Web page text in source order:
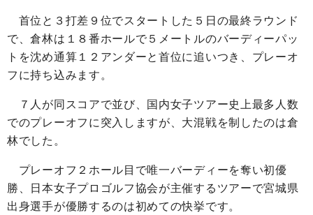
首位と３打差９位でスタートした５日の最終ラウンド
で、倉林は１８番ホールで５メートルのバーディーパッ
トを沈め通算１２アンダーと首位に追いつき、プレーオ
フに持ち込みます。
７人が同スコアで並び、国内女子ツアー史上最多人数
でのプレーオフに突入しますが、大混戦を制したのは倉
林でした。
プレーオフ２ホール目で唯一バーディーを奪い初優
勝、日本女子プロゴルフ協会が主催するツアーで宮城県
出身選手が優勝するのは初めての快挙です。